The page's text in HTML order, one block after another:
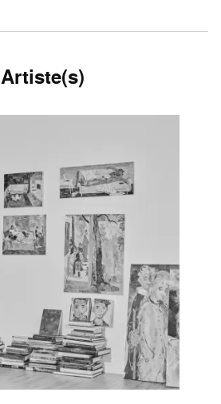
Artiste(s)